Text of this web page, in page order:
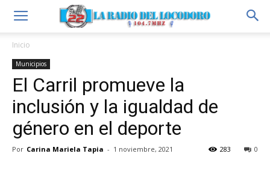
Inicio
Municipios
El Carril promueve la
inclusión y la igualdad de
género en el deporte
Por Carina Mariela Tapia - 1 noviembre, 2021 0
283